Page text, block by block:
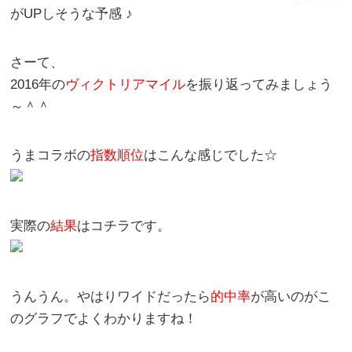
がUPしそうな予感 ♪
さーて、
2016年のヴィクトリアマイルを振り返ってみましょう
～＾＾
うまコラボの指数順位はこんな感じでした☆
実際の結果はコチラです。
うんうん。やはりワイドだったら的中率が高いのがこ
のグラフでよくわかりますね！